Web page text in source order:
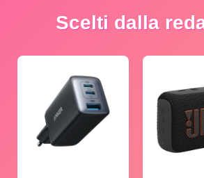
Scelti dalla